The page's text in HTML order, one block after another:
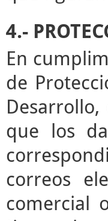
4.-
En
de
que los
correos
comercial